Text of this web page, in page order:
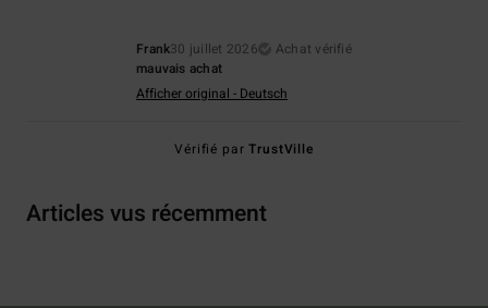
Frank30 juillet 2026
Achat vérifié
mauvais achat
Afficher original - Deutsch
Vérifié parTrustVille
Articles vus récemment